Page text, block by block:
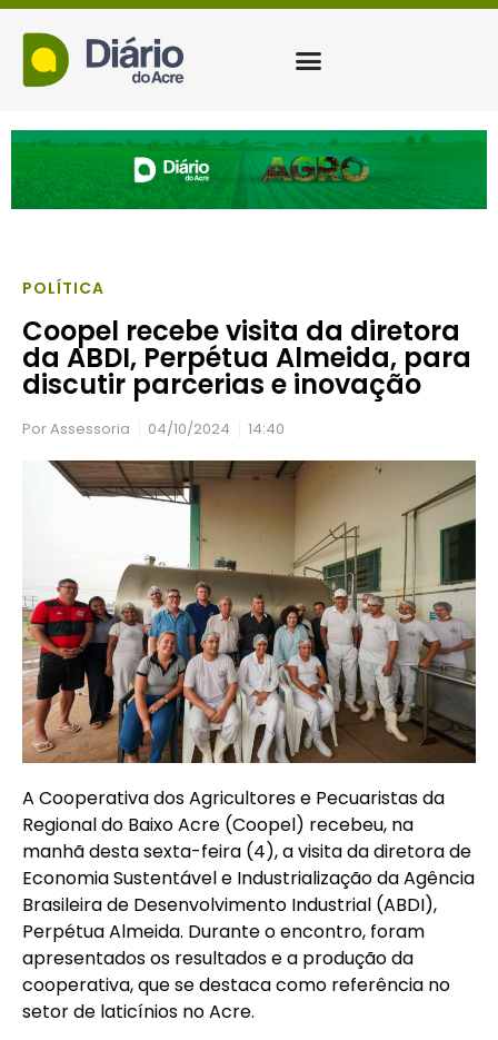
POLÍTICA
Coopel recebe visita da diretora
da ABDI, Perpétua Almeida, para
discutir parcerias e inovação
PorAssessoria 04/10/2024 14:40
A Cooperativa dos Agricultores e Pecuaristas da
Regional do Baixo Acre (Coopel) recebeu, na
manhã desta sexta-feira (4), a visita da diretora de
Economia Sustentável e Industrialização da Agência
Brasileira de Desenvolvimento Industrial (ABDI),
Perpétua Almeida. Durante o encontro, foram
apresentados os resultados e a produção da
cooperativa, que se destaca como referência no
setor de laticínios no Acre.